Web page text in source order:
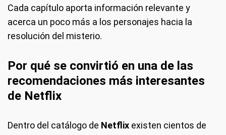
Cada capítulo aporta información relevante y
acerca un poco más a los personajes hacia la
resolución del misterio.
Por qué se convirtió en una de las
recomendaciones más interesantes
de Netflix
Dentro del catálogo de Netflix existen cientos de